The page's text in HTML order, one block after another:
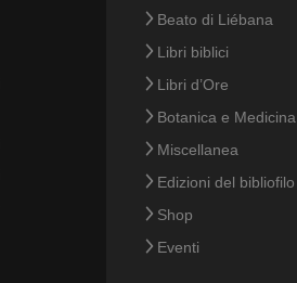
Beato di Liébana
Libri biblici
Libri d’Ore
Botanica e Medicina
Miscellanea
Edizioni del bibliofilo
Shop
Eventi